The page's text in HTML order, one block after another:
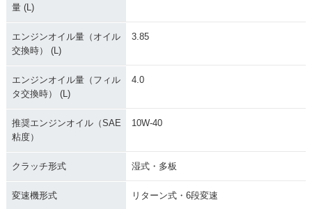
量 (L)
エンジンオイル量（オイル
交換時） (L)
3.85
エンジンオイル量（フィル
タ交換時） (L)
4.0
推奨エンジンオイル（SAE
粘度）
10W-40
クラッチ形式 湿式・多板
変速機形式 リターン式・6段変速